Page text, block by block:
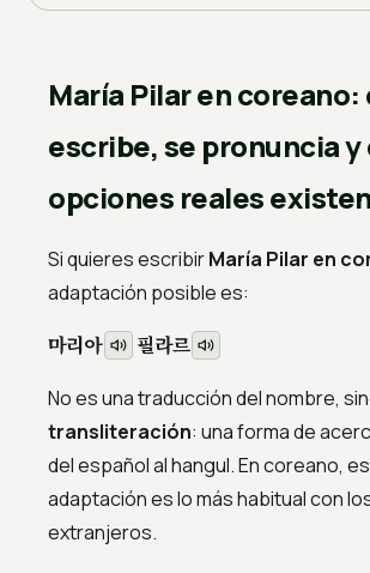
María Pilar en coreano:
escribe, se pronuncia y
opciones reales existen
Si quieres escribirMaría Pilar en
adaptación posible es:
마리아 필라르
No es una traducción del nombre,
transliteración: una forma de
del español al hangul. En coreano,
adaptación es lo más habitual con
extranjeros.